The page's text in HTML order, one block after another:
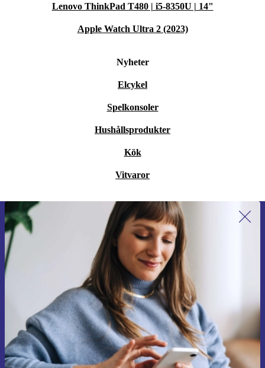
Lenovo ThinkPad T480 | i5-8350U | 14"
Apple Watch Ultra 2 (2023)
Nyheter
Elcykel
Spelkonsoler
Hushållsprodukter
Kök
Vitvaror
Anmäl dig till vårt nyhetsbrev för
första gången och spara 200 kr!
Missa aldrig ett erbjudande igen.
Begär kupong
Information om användningen av personuppgifter finns i vår
Integritetspolicy